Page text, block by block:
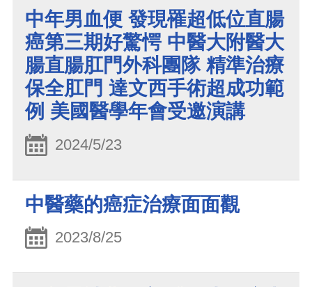
中年男血便 發現罹超低位直腸
癌第三期好驚愕 中醫大附醫大
腸直腸肛門外科團隊 精準治療
保全肛門 達文西手術超成功範
例 美國醫學年會受邀演講
2024/5/23
中醫藥的癌症治療面面觀
2023/8/25